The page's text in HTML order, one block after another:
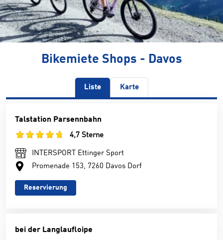
Bikemiete Shops - Davos
Liste Karte
Talstation Parsennbahn
4,7 Sterne
INTERSPORT Ettinger Sport
Promenade 153, 7260 Davos Dorf
Reservierung
bei der Langlaufloipe